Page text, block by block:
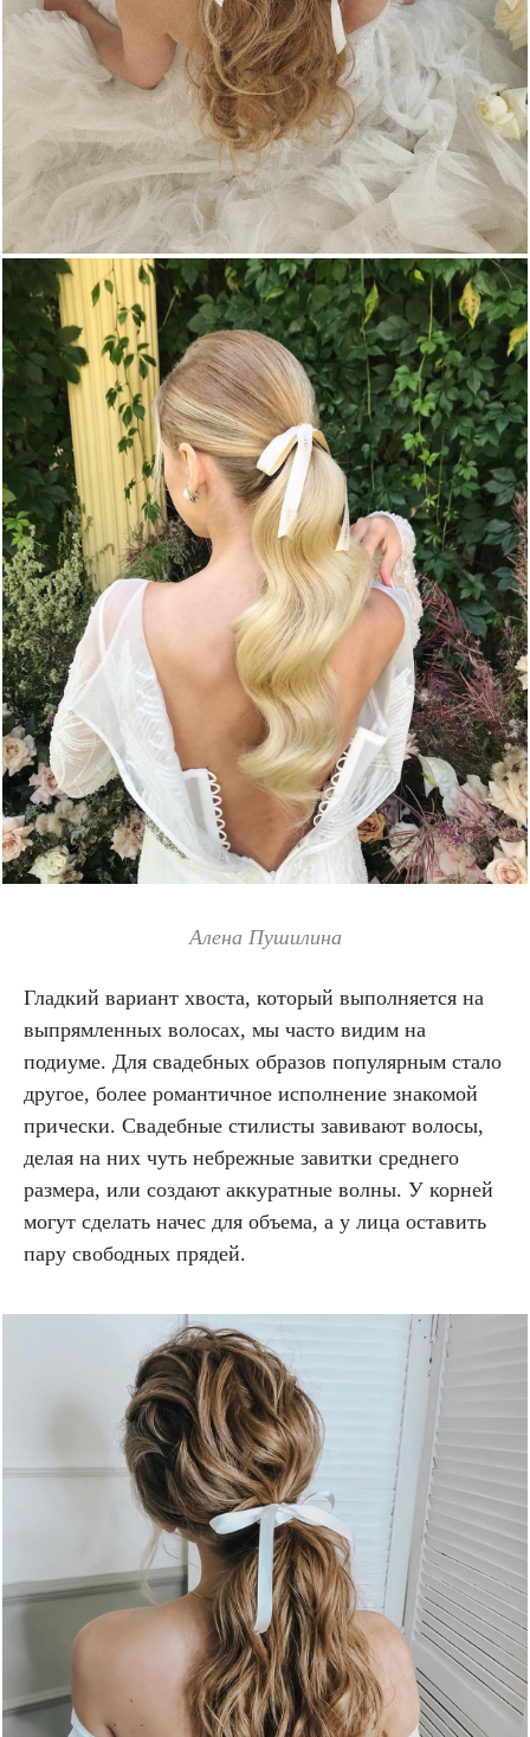
Алена Пушилина
Гладкий вариант хвоста, который выполняется на
выпрямленных волосах, мы часто видим на
подиуме. Для свадебных образов популярным стало
другое, более романтичное исполнение знакомой
прически. Свадебные стилисты завивают волосы,
делая на них чуть небрежные завитки среднего
размера, или создают аккуратные волны. У корней
могут сделать начес для объема, а у лица оставить
пару свободных прядей.